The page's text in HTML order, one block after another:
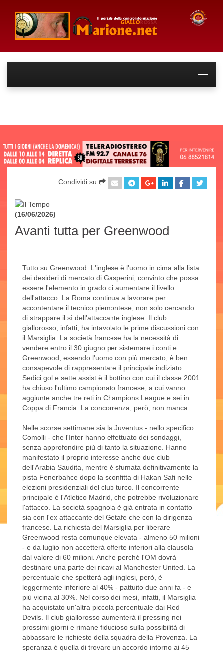
Condividi su
(16/06/2026)
Avanti tutta per Greenwood
Tutto su Greenwood. L'inglese è l'uomo in cima alla lista
dei desideri di mercato di Gasperini, convinto che possa
essere l'elemento in grado di aumentare il livello
dell'attacco. La Roma continua a lavorare per
accontentare il tecnico piemontese, non solo cercando
di strappare il sì dell'attaccante inglese. Il club
giallorosso, infatti, ha intavolato le prime discussioni con
il Marsiglia. La società francese ha la necessità di
vendere entro il 30 giugno per sistemare i conti e
Greenwood, essendo l'uomo con più mercato, è ben
consapevole di rappresentare il principale indiziato.
Sedici gol e sette assist è il bottino con cui il classe 2001
ha chiuso l'ultimo campionato francese, a cui vanno
aggiunte anche tre reti in Champions League e sei in
Coppa di Francia. La concorrenza, però, non manca.
Nelle scorse settimane sia la Juventus - nello specifico
Comolli - che l'Inter hanno effettuato dei sondaggi,
senza approfondire più di tanto la situazione. Hanno
manifestato il proprio interesse anche due club
dell'Arabia Saudita, mentre è sfumata definitivamente la
pista Fenerbahce dopo la sconfitta di Hakan Safi nelle
elezioni presidenziali del club turco. Il concorrente
principale è l'Atletico Madrid, che potrebbe rivoluzionare
l'attacco. La società spagnola è già entrata in contatto
sia con l'ex attaccante del Getafe che con la dirigenza
francese. La richiesta del Marsiglia per liberare
Greenwood resta comunque elevata - almeno 50 milioni
- e da luglio non accetterà offerte inferiori alla clausola
dal valore di 60 milioni. Anche perché l'OM dovrà
destinare una parte dei ricavi al Manchester United. La
percentuale che spetterà agli inglesi, però, è
leggermente inferiore al 40% - pattuito due anni fa - e
più vicina al 30%. Nel corso dei mesi, infatti, il Marsiglia
ha acquistato un'altra piccola percentuale dai Red
Devils. Il club giallorosso aumenterà il pressing nei
prossimi giorni e rimane fiducioso sulla possibilità di
abbassare le richieste della squadra della Provenza. La
speranza è quella di trovare un accordo intorno ai 45